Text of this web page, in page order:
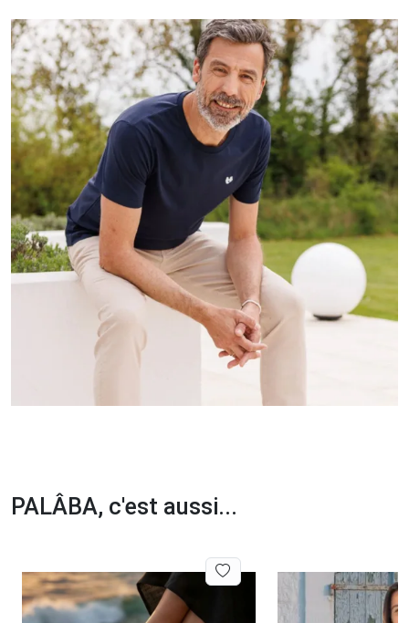
PALÂBA, c'est aussi...